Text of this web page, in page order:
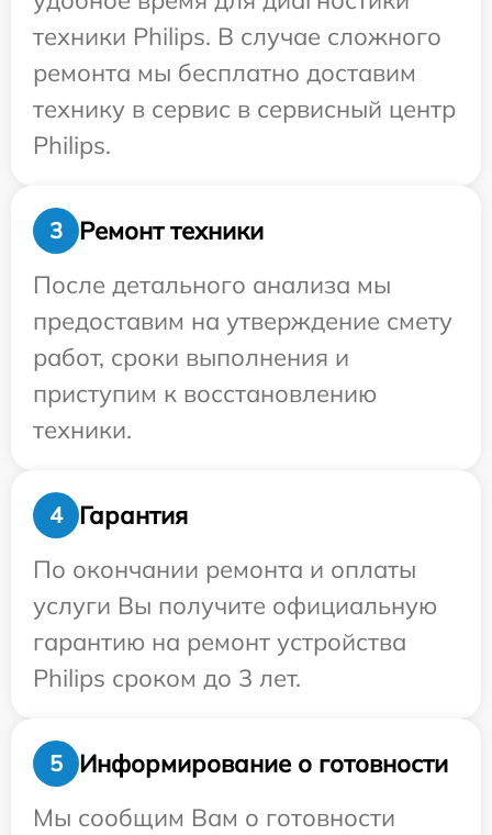
техники Philips. В случае сложного
ремонта мы бесплатно доставим
технику в сервис в сервисный центр
Philips.
3
Ремонт техники
После детального анализа мы
предоставим на утверждение смету
работ, сроки выполнения и
приступим к восстановлению
техники.
4
Гарантия
По окончании ремонта и оплаты
услуги Вы получите официальную
гарантию на ремонт устройства
Philips сроком до 3 лет.
5
Информирование о готовности
Мы сообщим Вам о готовности